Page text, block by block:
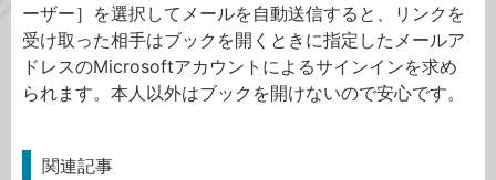
ーザー］を選択してメールを自動送信すると、リンクを
受け取った相手はブックを開くときに指定したメールア
ドレスのMicrosoftアカウントによるサインインを求め
られます。本人以外はブックを開けないので安心です。
関連記事